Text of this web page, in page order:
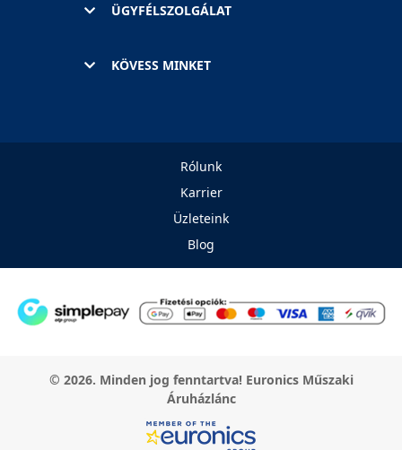
ÜGYFÉLSZOLGÁLAT
KÖVESS MINKET
Rólunk
Karrier
Üzleteink
Blog
© 2026. Minden jog fenntartva! Euronics Műszaki
Áruházlánc